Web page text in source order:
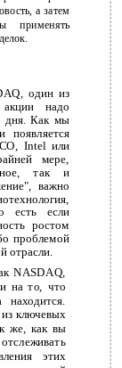
а затем
один из
надо
дня. Как мы
появляется
Intel или
мере,
так и
важно
есть если
ростом
проблемой
отрасли.
NASDAQ,
на то, что
ключевых
же, как вы
этих